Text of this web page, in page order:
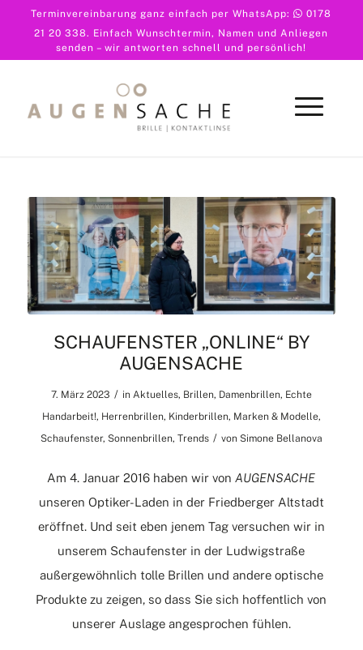
Terminvereinbarung ganz einfach per WhatsApp:
0178
21 20 338. Einfach Wunschtermin, Namen und Anliegen
senden – wir antworten schnell und persönlich!
SCHAUFENSTER „ONLINE“ BY
AUGENSACHE
7. März 2023 / in Aktuelles, Brillen, Damenbrillen, Echte
Handarbeit!, Herrenbrillen, Kinderbrillen, Marken & Modelle,
Schaufenster, Sonnenbrillen, Trends / von Simone Bellanova
Am 4. Januar 2016 haben wir vonAUGENSACHE
unseren Optiker-Laden in der Friedberger Altstadt
eröffnet. Und seit eben jenem Tag versuchen wir in
unserem Schaufenster in der Ludwigstraße
außergewöhnlich tolle Brillen und andere optische
Produkte zu zeigen, so dass Sie sich hoffentlich von
unserer Auslage angesprochen fühlen.